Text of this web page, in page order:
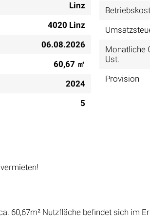
Linz
4020 Linz
06.08.2026
60,67 ㎡
2024
5
Monatliche
Ust.
Provision
60,67m² Nutzfläche befindet sich im